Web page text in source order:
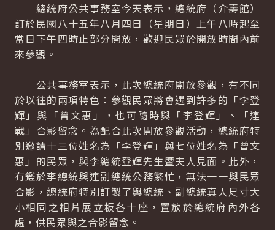
總統府公共事務室今天表示，總統府（介壽館）
訂於民國八十五年八月四日（星期日）上午八時起至
當日下午四時止部分開放，歡迎民眾於開放時間內前
來參觀。
公共事務室表示，此次總統府開放參觀，有不同
於以往的兩項特色：參觀民眾將會遇到許多的「李登
輝」與「曾文惠」，也可隨時與「李登輝」、「連
戰」合影留念。為配合此次開放參觀活動，總統府特
別邀請十三位姓名為「李登輝」與七位姓名為「曾文
惠」的民眾，與李總統登輝先生暨夫人見面。此外，
有鑑於李總統與連副總統公務繁忙，無法一一與民眾
合影，總統府特別訂製了與總統、副總統真人尺寸大
小相同之相片展立板各十座，置放於總統府內外各
處，供民眾與之合影留念。